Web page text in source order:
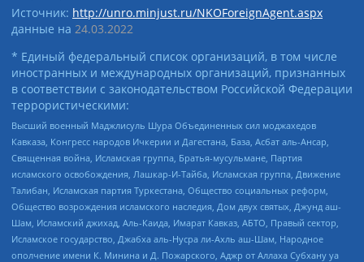
Источник: http://unro.minjust.ru/NKOForeignAgent.aspx
данные на 24.03.2022
* Единый федеральный список организаций, в том числе
иностранных и международных организаций, признанных
в соответствии с законодательством Российской Федерации
террористическими:
Высший военный Маджлисуль Шура Объединенных сил моджахедов
Кавказа, Конгресс народов Ичкерии и Дагестана, База, Асбат аль-Ансар,
Священная война, Исламская группа, Братья-мусульмане, Партия
исламского освобождения, Лашкар-И-Тайба, Исламская группа, Движение
Талибан, Исламская партия Туркестана, Общество социальных реформ,
Общество возрождения исламского наследия, Дом двух святых, Джунд аш-
Шам, Исламский джихад, Аль-Каида, Имарат Кавказ, АБТО, Правый сектор,
Исламское государство, Джабха аль-Нусра ли-Ахль аш-Шам, Народное
ополчение имени К. Минина и Д. Пожарского, Аджр от Аллаха Субхану уа